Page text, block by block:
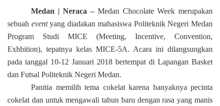
Medan | Neraca – Medan Chocolate Week merupakan
sebuah eventyang diadakan mahasiswa Politeknik Negeri Medan
Program Studi MICE (Meeting, Incentive, Convention,
Exhbition), tepatnya kelas MICE-5A. Acara ini dilangsungkan
pada tanggal 10-12 Januari 2018 bertempat di Lapangan Basket
dan Futsal Politeknik Negeri Medan.
Panitia memilih tema cokelat karena banyaknya pecinta
cokelat dan untuk mengawali tahun baru dengan rasa yang manis